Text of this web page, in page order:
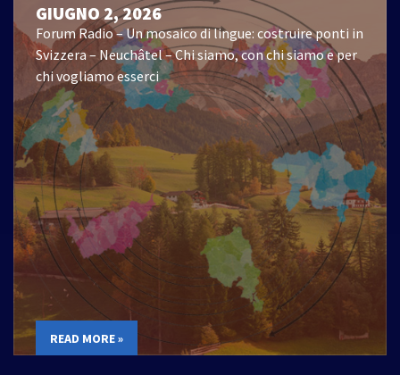
GIUGNO 2, 2026
Forum Radio – Un mosaico di lingue: costruire ponti in
Svizzera – Neuchâtel – Chi siamo, con chi siamo e per
chi vogliamo esserci
READ MORE »